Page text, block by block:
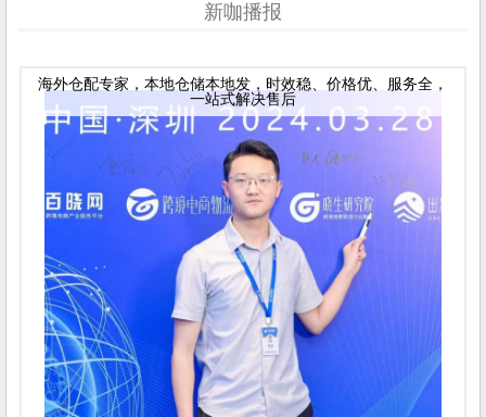
新咖播报
海外仓配专家，本地仓储本地发，时效稳、价格优、服务全，
一站式解决售后